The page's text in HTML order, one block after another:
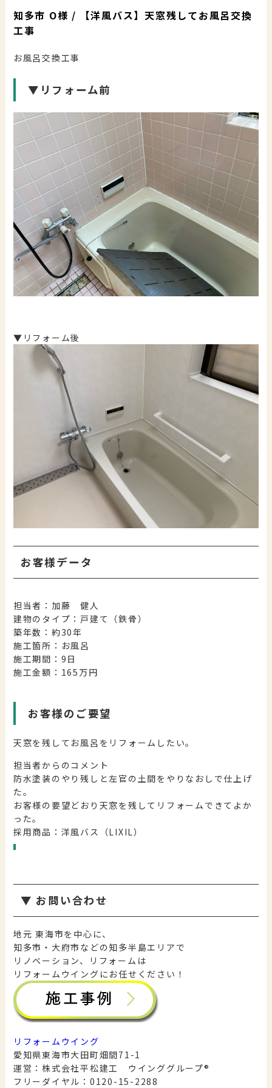
知多市 O様 / 【洋風バス】天窓残してお風呂交換
工事
お風呂交換工事
▼リフォーム前
▼リフォーム後
お客様データ
担当者：加藤 健人
建物のタイプ：戸建て（鉄骨）
築年数：約30年
施工箇所：お風呂
施工期間：9日
施工金額：165万円
お客様のご要望
天窓を残してお風呂をリフォームしたい。
担当者からのコメント
防水塗装のやり残しと左官の土間をやりなおしで仕上げ
た。
お客様の要望どおり天窓を残してリフォームできてよか
った。
採用商品：洋風バス（LIXIL）
▼ お問い合わせ
地元 東海市を中心に、
知多市・大府市などの知多半島エリアで
リノベーション、リフォームは
リフォームウイングにお任せください！
リフォームウイング
愛知県東海市大田町畑間71-1
運営：株式会社平松建工 ウインググループ®︎
フリーダイヤル：0120-15-2288